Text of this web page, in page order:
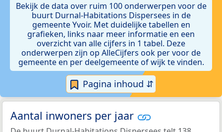
Bekijk de data over ruim 100 onderwerpen voor de
buurt Durnal-Habitations Dispersees in de
gemeente Yvoir. Met duidelijke tabellen en
grafieken, links naar meer informatie en een
overzicht van alle cijfers in 1 tabel. Deze
onderwerpen zijn op AlleCijfers ook per voor de
gemeente en per deelgemeente of wijk te vinden.
Pagina inhoud ⇵
Aantal inwoners per jaar